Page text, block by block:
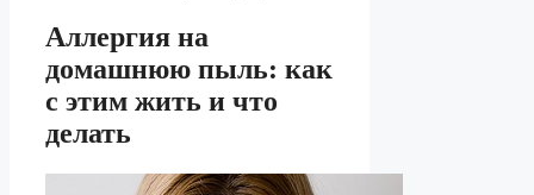
Аллергия на
домашнюю пыль: как
с этим жить и что
делать